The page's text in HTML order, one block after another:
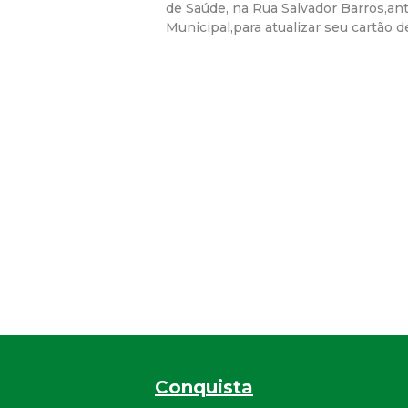
de Saúde, na Rua Salvador
Municipal,para atualizar seu cartão
Conquista